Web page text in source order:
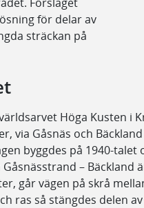
för delar av
sträckan på
Höga Kusten i
via Gåsnäs och
byggdes på 1940-
– Bäckland
går vägen på skrå
ras så stängdes delen